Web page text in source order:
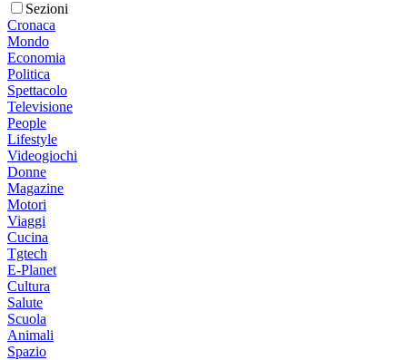
Sezioni
Cronaca
Mondo
Economia
Politica
Spettacolo
Televisione
People
Lifestyle
Videogiochi
Donne
Magazine
Motori
Viaggi
Cucina
Tgtech
E-Planet
Cultura
Salute
Scuola
Animali
Spazio